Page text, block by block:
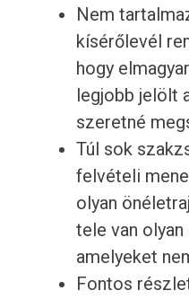
Nem
kísérőlevél
hogy
legjobb jelölt
szeretné
Túl sok
felvételi
olyan
tele van
amelyeket
Fontos